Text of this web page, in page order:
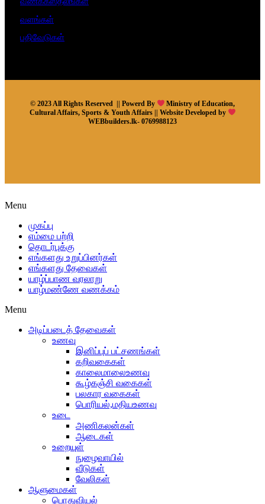
Menu
முகப்பு
எம்மை பற்றி
தொடர்புக்கு
எங்களது உறுப்பினர்கள்
எங்களது தேவைகள்
யாழ்ப்பாண வரலாறு
யாழ்மண்ணே வணக்கம்
Menu
அடிப்படைத் தேவைகள்
உணவு
இனிப்புப் பட்சணங்கள்
கறிவகைகள்
காலைமாலைஉணவு
கூழ்கஞ்சி வகைகள்
பலகார வகைகள்
பொரியல்,மதியஉணவு
உடை
அணிகலன்கள்
ஆடைகள்
உறையுள்
நுழைவாயில்
வீடுகள்
வேலிகள்
ஆளுமைகள்
பொதுவியல்
வளங்கள்
பதிவேடுகள்
© 2023 All Rights Reserved || Powerd By
Ministry of Education,
Cultural Affairs, Sports & Youth Affairs || Website Developed by
WEBbuilders.lk- 0769988123